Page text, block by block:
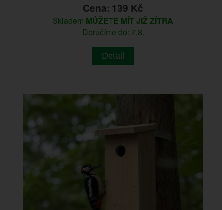
Cena: 139 Kč
Skladem MŮŽETE MÍT JIŽ ZÍTRA
Doručíme do: 7.8.
Detail